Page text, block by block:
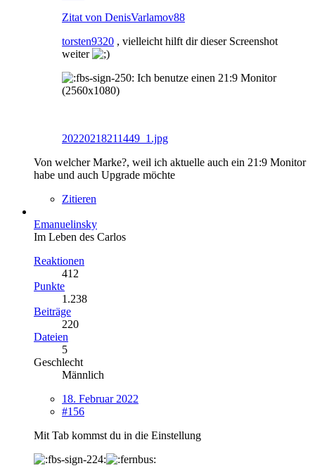
Zitat von DenisVarlamov88
torsten9320 , vielleicht hilft dir dieser Screenshot
weiter
Ich benutze einen 21:9 Monitor
(2560x1080)
20220218211449_1.jpg
Von welcher Marke?, weil ich aktuelle auch ein 21:9 Monitor
habe und auch Upgrade möchte
Zitieren
Emanuelinsky
Im Leben des Carlos
Reaktionen
412
Punkte
1.238
Beiträge
220
Dateien
5
Geschlecht
Männlich
18. Februar 2022
#156
Mit Tab kommst du in die Einstellung